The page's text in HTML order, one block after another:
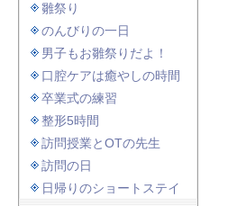
雛祭り
のんびりの一日
男子もお雛祭りだよ！
口腔ケアは癒やしの時間
卒業式の練習
整形5時間
訪問授業とOTの先生
訪問の日
日帰りのショートステイ